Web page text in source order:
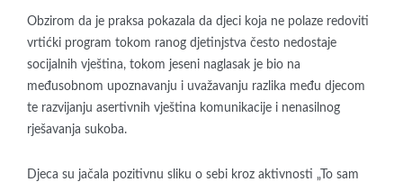
Obzirom da je praksa pokazala da djeci koja ne polaze redoviti
vrtićki program tokom ranog djetinjstva često nedostaje
socijalnih vještina, tokom jeseni naglasak je bio na
međusobnom upoznavanju i uvažavanju razlika među djecom
te razvijanju asertivnih vještina komunikacije i nenasilnog
rješavanja sukoba.
Djeca su jačala pozitivnu sliku o sebi kroz aktivnosti „To sam